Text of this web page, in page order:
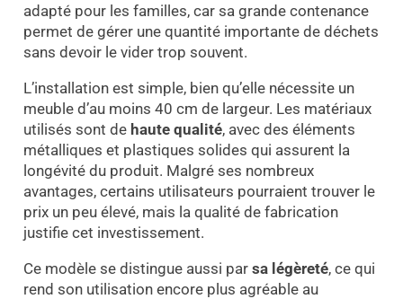
adapté pour les familles, car sa grande contenance
permet de gérer une quantité importante de déchets
sans devoir le vider trop souvent.
L’installation est simple, bien qu’elle nécessite un
meuble d’au moins 40 cm de largeur. Les matériaux
utilisés sont de haute qualité, avec des éléments
métalliques et plastiques solides qui assurent la
longévité du produit. Malgré ses nombreux
avantages, certains utilisateurs pourraient trouver le
prix un peu élevé, mais la qualité de fabrication
justifie cet investissement.
Ce modèle se distingue aussi par sa légèreté, ce qui
rend son utilisation encore plus agréable au